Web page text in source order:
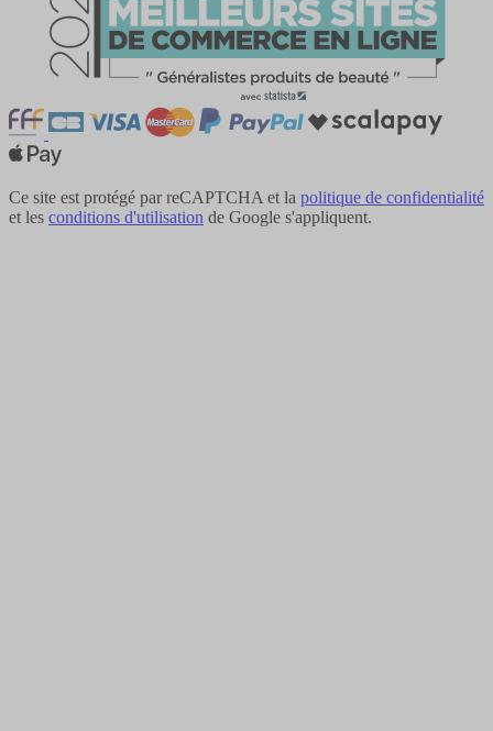
Ce site est protégé par reCAPTCHA et la politique de confidentialité
et les conditions d'utilisation de Google s'appliquent.